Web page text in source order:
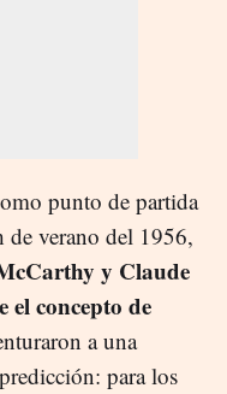
punto de partida
de verano del 1956,
y Claude
concepto de
a una
para los